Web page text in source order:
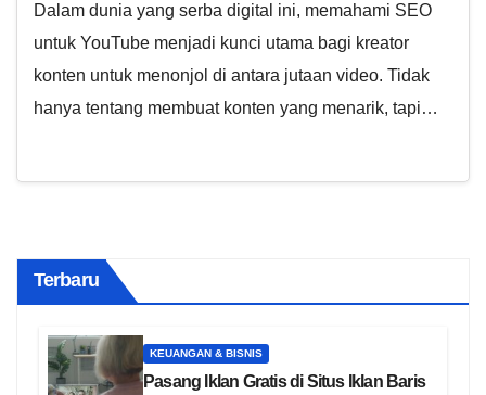
Dalam dunia yang serba digital ini, memahami SEO
untuk YouTube menjadi kunci utama bagi kreator
konten untuk menonjol di antara jutaan video. Tidak
hanya tentang membuat konten yang menarik, tapi…
Terbaru
KEUANGAN & BISNIS
Pasang Iklan Gratis di Situs Iklan Baris